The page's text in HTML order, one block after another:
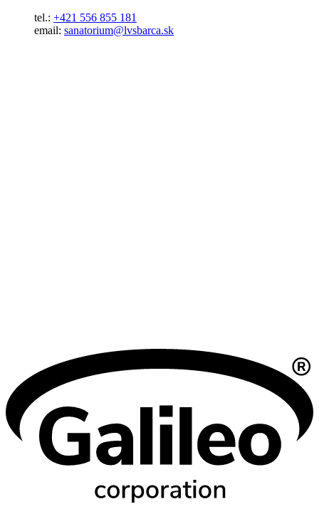
tel.: +421 556 855 181
email: sanatorium@lvsbarca.sk